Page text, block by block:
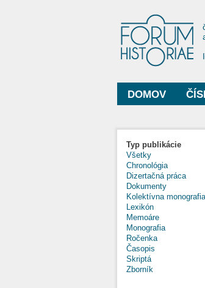
Hlavné menu
DOMOV
Typ publikácie
Všetky
Chronológia
Dizertačná práca
Dokumenty
Kolektívna monografia
Lexikón
Memoáre
Monografia
Ročenka
Časopis
Skriptá
Zborník